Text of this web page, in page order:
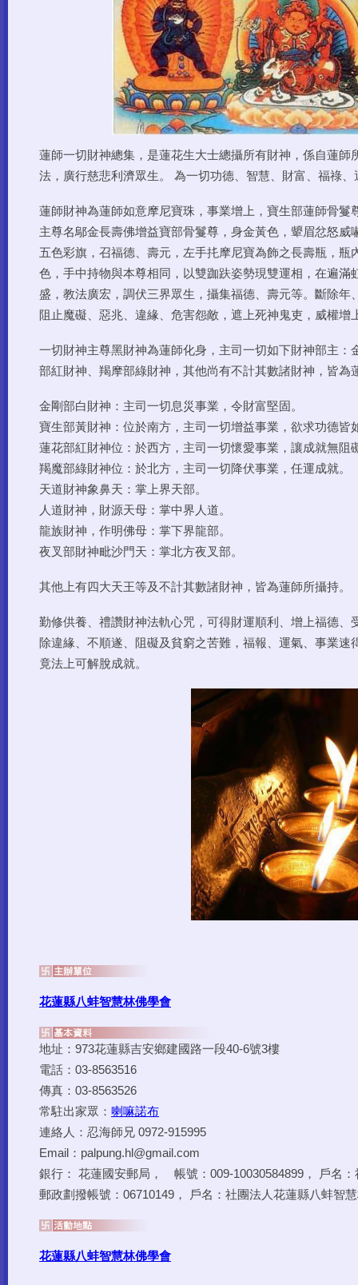
蓮師一切財神總集，是蓮花生大士總攝所有財神，係自蓮師
法，廣行慈悲利濟眾生。 為一切功德、智慧、財富、福祿
蓮師財神為蓮師如意摩尼寶珠，事業增上，寶生部蓮師骨鬘
主尊名鄔金長壽佛增益寶部骨鬘尊，身金黃色，顰眉忿怒威
五色彩旗，召福德、壽元，左手扥摩尼寶為飾之長壽瓶，瓶
色，手中持物與本尊相同，以雙跏趺姿勢現雙運相，在遍滿
盛，教法廣宏，調伏三界眾生，攝集福德、壽元等。斷除年
阻止魔礙、惡兆、違緣、危害怨敵，遮上死神鬼吏，威權增
一切財神主尊黑財神為蓮師化身，主司一切如下財神部主：
部紅財神、羯摩部綠財神，其他尚有不計其數諸財神，皆為
金剛部白財神：主司一切息災事業，令財富堅固。
寶生部黃財神：位於南方，主司一切增益事業，欲求功德皆
蓮花部紅財神位：於西方，主司一切懷愛事業，讓成就無阻
羯魔部綠財神位：於北方，主司一切降伏事業，任運成就。
天道財神象鼻天：掌上界天部。
人道財神，財源天母：掌中界人道。
龍族財神，作明佛母：掌下界龍部。
夜叉部財神毗沙門天：掌北方夜叉部。
其他上有四大天王等及不計其數諸財神，皆為蓮師所攝持。
勤修供養、禮讚財神法軌心咒，可得財運順利、增上福德、
除違緣、不順遂、阻礙及貧窮之苦難，福報、運氣、事業速
竟法上可解脫成就。
花蓮縣八蚌智慧林佛學會
地址：973花蓮縣吉安鄉建國路一段40-6號3樓
電話：03-8563516
傳真：03-8563526
常駐出家眾： 喇嘛諾布
連絡人：忍海師兄 0972-915995
Email：palpung.hl@gmail.com
銀行： 花蓮國安郵局， 帳號：009-10030584899， 戶名
郵政劃撥帳號：06710149， 戶名：社團法人花蓮縣八蚌智
花蓮縣八蚌智慧林佛學會